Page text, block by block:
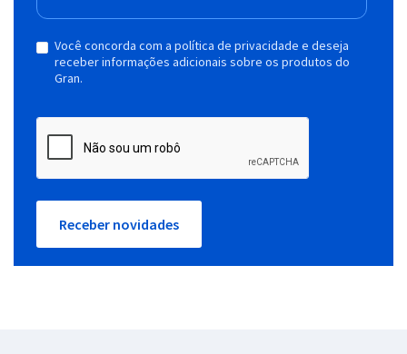
Você concorda com a política de privacidade e deseja
receber informações adicionais sobre os produtos do
Gran.
Receber novidades